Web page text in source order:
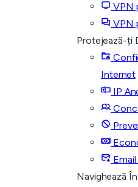
VPN
VPN
Protejează-ți
Internet
IP
Navighează